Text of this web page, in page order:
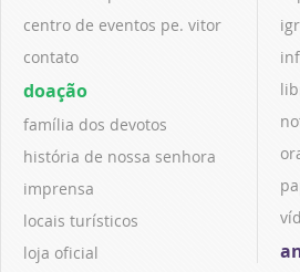
centro de eventos pe. vitor
contato
doação
família dos devotos
história de nossa senhora
imprensa
locais turísticos
loja oficial